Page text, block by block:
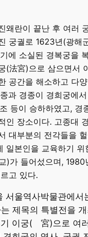
왜란이 끝난 후 여러
궁궐로 1623년(광해
에 소실된 경복궁을
(法宮)으로 삼으면서
공간을 해소하고 다
과 경종이 경희궁에
등이 승하하였고, 경
인 장소이다. 고종대
대부분의 전각들을
일본인을 교육하기 위
)가 들어섰으며, 1980
고 있다.
서울역사박물관에서
제목의 특별전을
이궁(離宮)으로 여